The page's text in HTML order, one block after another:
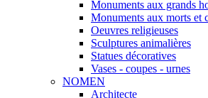
Monuments aux grands
Monuments aux morts et
Oeuvres religieuses
Sculptures animalières
Statues décoratives
Vases - coupes - urnes
NOMEN
Architecte